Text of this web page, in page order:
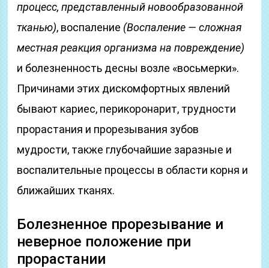
процесс, представленный новообразованной
тканью), воспаление (Воспаление — сложная
местная реакция организма на повреждение)
и болезненность десны возле «восьмерки».
Причинами этих дискомфортных явлений
бывают кариес, перикоронарит, трудности
прорастания и прорезывания зубов
мудрости, также глубочайшие заразные и
воспалительные процессы в области корня и
ближайших тканях.
Болезненное прорезывание и
неверное положение при
прорастании